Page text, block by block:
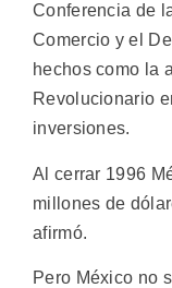
Conferencia de
Comercio y el
hechos como la
Revolucionario
inversiones.
Al cerrar 1996
millones de
afirmó.
Pero México no